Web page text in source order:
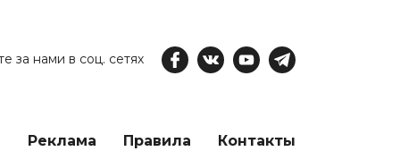
за нами в соц. сетях
Реклама Правила Контакты